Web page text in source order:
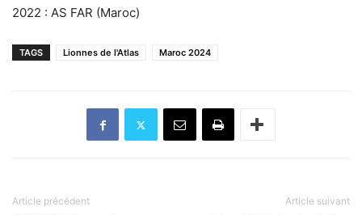
2022 : AS FAR (Maroc)
TAGS Lionnes de l'Atlas Maroc 2024
Article précédent Article suivant